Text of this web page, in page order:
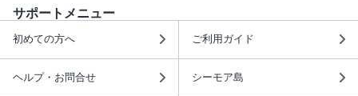
サポートメニュー
初めての方へ ご利用ガイド
ヘルプ・お問合せ シーモア島